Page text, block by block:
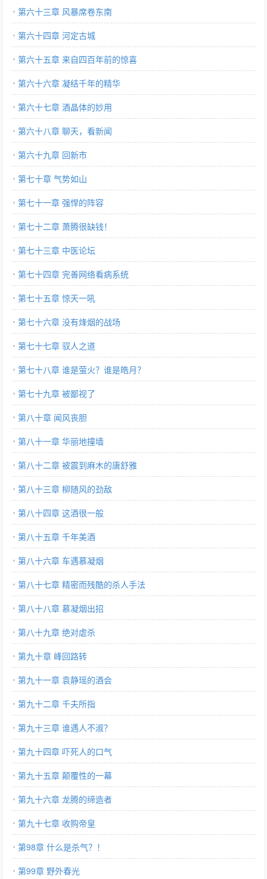
第六十三章 风暴席卷东南
第六十四章 河定古城
第六十五章 来自四百年前的惊喜
第六十六章 凝结千年的精华
第六十七章 酒晶体的妙用
第六十八章 聊天，看新闻
第六十九章 回新市
第七十章 气势如山
第七十一章 强悍的阵容
第七十二章 萧腾很缺钱！
第七十三章 中医论坛
第七十四章 完善网络看病系统
第七十五章 惊天一吼
第七十六章 没有烽烟的战场
第七十七章 驭人之道
第七十八章 谁是萤火？谁是皓月？
第七十九章 被鄙视了
第八十章 闻风丧胆
第八十一章 华丽地撞墙
第八十二章 被震到麻木的唐舒雅
第八十三章 柳随风的劲敌
第八十四章 这酒很一般
第八十五章 千年美酒
第八十六章 车遇慕凝烟
第八十七章 精密而残酷的杀人手法
第八十八章 慕凝烟出招
第八十九章 绝对虐杀
第九十章 峰回路转
第九十一章 袁静瑶的酒会
第九十二章 千夫所指
第九十三章 谁遇人不淑？
第九十四章 吓死人的口气
第九十五章 颠覆性的一幕
第九十六章 龙腾的缔造者
第九十七章 收购帝皇
第98章 什么是杀气？！
第99章 野外春光